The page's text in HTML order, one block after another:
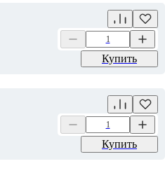
Купить
Купить